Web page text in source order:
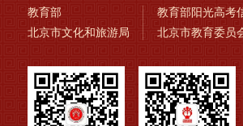
教育部
北京市文化和旅游局
教育部阳光高考
北京市教育委员